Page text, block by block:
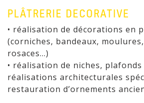
PLÂTRERIE DECORATIVE
• réalisation de décorations en
(corniches, bandeaux,
rosaces…)
• réalisation de niches,
réalisations architecturales
restauration d’ornements